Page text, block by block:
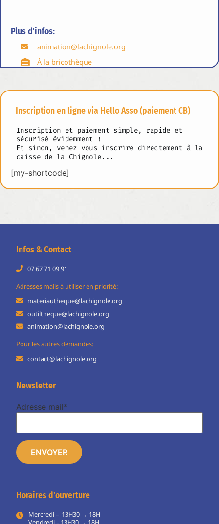
Plus d'infos:
animation@lachignole.org
À la bricothèque
Inscription en ligne via Hello Asso (paiement CB)
Inscription et paiement simple, rapide et
sécurisé évidemment !
Et sinon, venez vous inscrire directement à la
caisse de la Chignole...
[my-shortcode]
Horaires d'ouverture
Mercredi – 13H30 → 18H
Vendredi – 13H30 → 18H
Infos & Contact
07 67 71 09 91
Adresses mails à utiliser en priorité:
materiautheque@lachignole.org
outiltheque@lachignole.org
animation@lachignole.org
Pour les autres demandes:
contact@lachignole.org
Newsletter
Adresse mail*